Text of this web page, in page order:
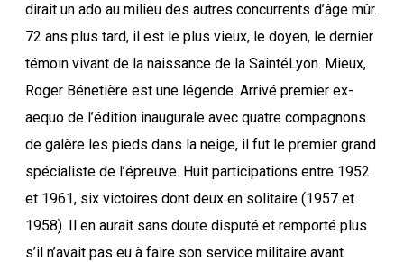
dirait un ado au milieu des autres concurrents d’âge mûr.
72 ans plus tard, il est le plus vieux, le doyen, le dernier
témoin vivant de la naissance de la SaintéLyon. Mieux,
Roger Bénetière est une légende. Arrivé premier ex-
aequo de l’édition inaugurale avec quatre compagnons
de galère les pieds dans la neige, il fut le premier grand
spécialiste de l’épreuve. Huit participations entre 1952
et 1961, six victoires dont deux en solitaire (1957 et
1958). Il en aurait sans doute disputé et remporté plus
s’il n’avait pas eu à faire son service militaire avant